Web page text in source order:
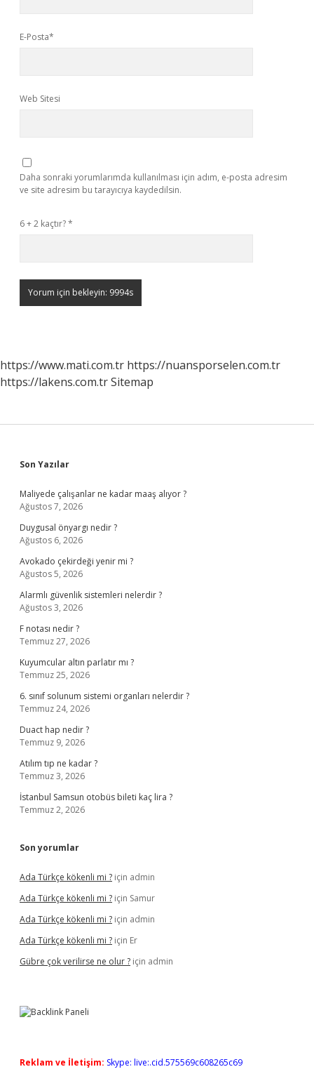
E-Posta*
Web Sitesi
Daha sonraki yorumlarımda kullanılması için adım, e-posta adresim
ve site adresim bu tarayıcıya kaydedilsin.
6 + 2 kaçtır?*
https://www.mati.com.tr https://nuansporselen.com.tr
https://lakens.com.trSitemap
Sidebar
Son Yazılar
Maliyede çalışanlar ne kadar maaş alıyor ?
Ağustos 7, 2026
Duygusal önyargı nedir ?
Ağustos 6, 2026
Avokado çekirdeği yenir mi ?
Ağustos 5, 2026
Alarmlı güvenlik sistemleri nelerdir ?
Ağustos 3, 2026
F notası nedir ?
Temmuz 27, 2026
Kuyumcular altın parlatır mı ?
Temmuz 25, 2026
6. sınıf solunum sistemi organları nelerdir ?
Temmuz 24, 2026
Duact hap nedir ?
Temmuz 9, 2026
Atılım tıp ne kadar ?
Temmuz 3, 2026
İstanbul Samsun otobüs bileti kaç lira ?
Temmuz 2, 2026
Son yorumlar
Ada Türkçe kökenli mi ? için admin
Ada Türkçe kökenli mi ? için Samur
Ada Türkçe kökenli mi ? için admin
Ada Türkçe kökenli mi ? için Er
Gübre çok verilirse ne olur ? için admin
Reklam ve İletişim: Skype: live:.cid.575569c608265c69